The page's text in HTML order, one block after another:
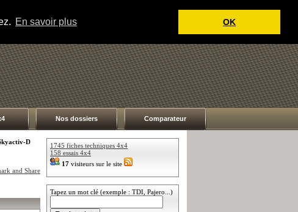
En savoir plus OK
Nos dossiers Comparateur
D
1745 fiches techniques 4x4
158 essais 4x4
17 visiteurs sur le site
Tapez un mot clé (exemple : TDI, Pajero...)